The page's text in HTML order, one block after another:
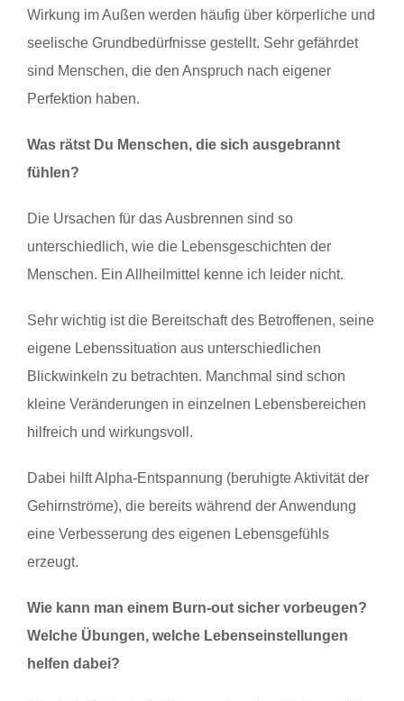
Wirkung im Außen werden häufig über körperliche und
seelische Grundbedürfnisse gestellt. Sehr gefährdet
sind Menschen, die den Anspruch nach eigener
Perfektion haben.
Was rätst Du Menschen, die sich ausgebrannt
fühlen?
Die Ursachen für das Ausbrennen sind so
unterschiedlich, wie die Lebensgeschichten der
Menschen. Ein Allheilmittel kenne ich leider nicht.
Sehr wichtig ist die Bereitschaft des Betroffenen, seine
eigene Lebenssituation aus unterschiedlichen
Blickwinkeln zu betrachten. Manchmal sind schon
kleine Veränderungen in einzelnen Lebensbereichen
hilfreich und wirkungsvoll.
Dabei hilft Alpha-Entspannung (beruhigte Aktivität der
Gehirnströme), die bereits während der Anwendung
eine Verbesserung des eigenen Lebensgefühls
erzeugt.
Wie kann man einem Burn-out sicher vorbeugen?
Welche Übungen, welche Lebenseinstellungen
helfen dabei?